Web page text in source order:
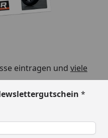
eintragen und viele
*